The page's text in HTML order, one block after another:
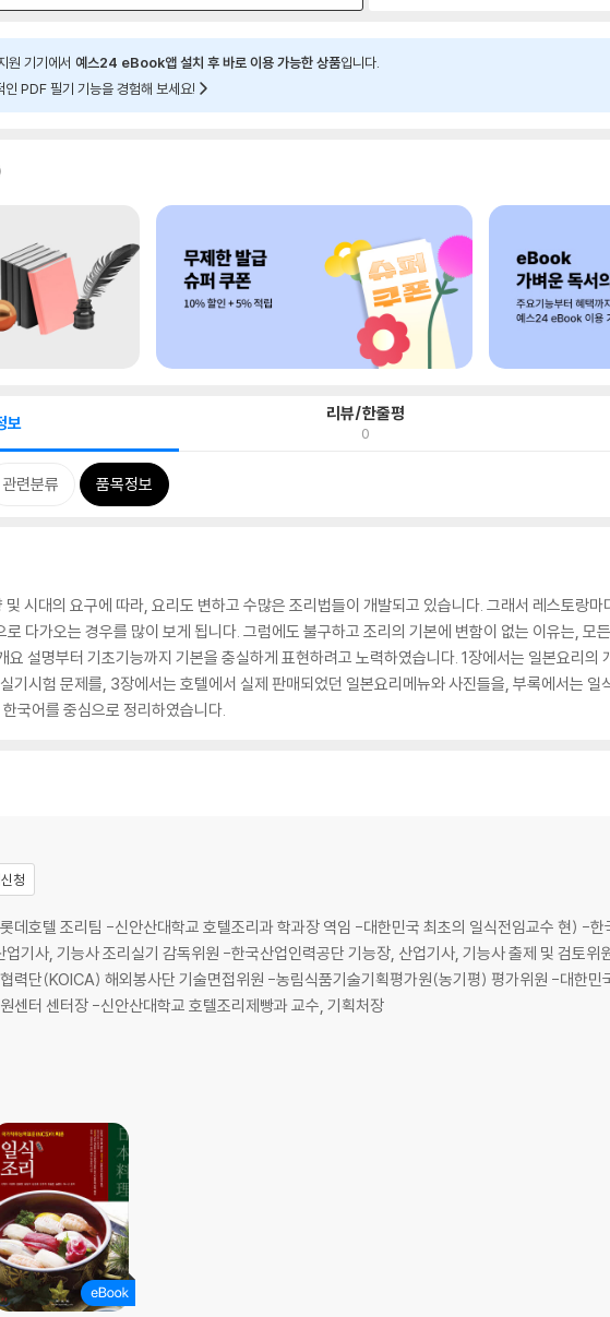
원 기기에서 예스24 eBook앱 설치 후 바로 이용 가능한 상품입니다.
PDF 필기 기능을 경험해 보세요!
보 리뷰/한줄평
0
관련분류 품목정보
시대의 요구에 따라, 요리도 변하고 수많은 조리법들이 개발되고 있습니다. 그래서 레스토랑
다가오는 경우를 많이 보게 됩니다. 그럼에도 불구하고 조리의 기본에 변함이 없는 이유는, 모
요 설명부터 기초기능까지 기본을 충실하게 표현하려고 노력하였습니다. 1장에서는 일본요리의
기시험 문제를, 3장에서는 호텔에서 실제 판매되었던 일본요리메뉴와 사진들을, 부록에서는 일
국어를 중심으로 정리하였습니다.
청
데호텔 조리팀 -신안산대학교 호텔조리과 학과장 역임 -대한민국 최초의 일식전임교수 현) -
기사, 기능사 조리실기 감독위원 -한국산업인력공단 기능장, 산업기사, 기능사 출제 및 검토
력단(KOICA) 해외봉사단 기술면접위원 -농림식품기술기획평가원(농기평) 평가위원 -대한민
센터 센터장 -신안산대학교 호텔조리제빵과 교수, 기획처장